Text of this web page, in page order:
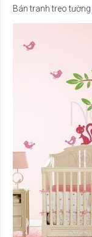
Bán tranh treo